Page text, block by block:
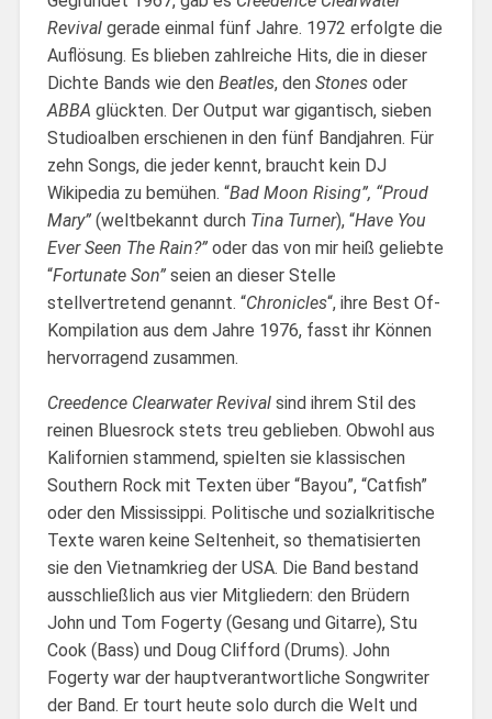
Revivalgerade einmal fünf Jahre. 1972 erfolgte die
Auflösung. Es blieben zahlreiche Hits, die in dieser
Dichte Bands wie den Beatles, den Stonesoder
ABBA glückten. Der Output war gigantisch, sieben
Studioalben erschienen in den fünf Bandjahren. Für
zehn Songs, die jeder kennt, braucht kein DJ
Wikipedia zu bemühen. “Bad Moon Rising”, “Proud
Mary”(weltbekannt durch Tina Turner), “Have You
Ever Seen The Rain?”oder das von mir heiß geliebte
“Fortunate Son”seien an dieser Stelle
stellvertretend genannt. “Chronicles“, ihre Best Of-
Kompilation aus dem Jahre 1976, fasst ihr Können
hervorragend zusammen.
Creedence Clearwater Revivalsind ihrem Stil des
reinen Bluesrock stets treu geblieben. Obwohl aus
Kalifornien stammend, spielten sie klassischen
Southern Rock mit Texten über “Bayou”, “Catfish”
oder den Mississippi. Politische und sozialkritische
Texte waren keine Seltenheit, so thematisierten
sie den Vietnamkrieg der USA. Die Band bestand
ausschließlich aus vier Mitgliedern: den Brüdern
John und Tom Fogerty (Gesang und Gitarre), Stu
Cook (Bass) und Doug Clifford (Drums). John
Fogerty war der hauptverantwortliche Songwriter
der Band. Er tourt heute solo durch die Welt und